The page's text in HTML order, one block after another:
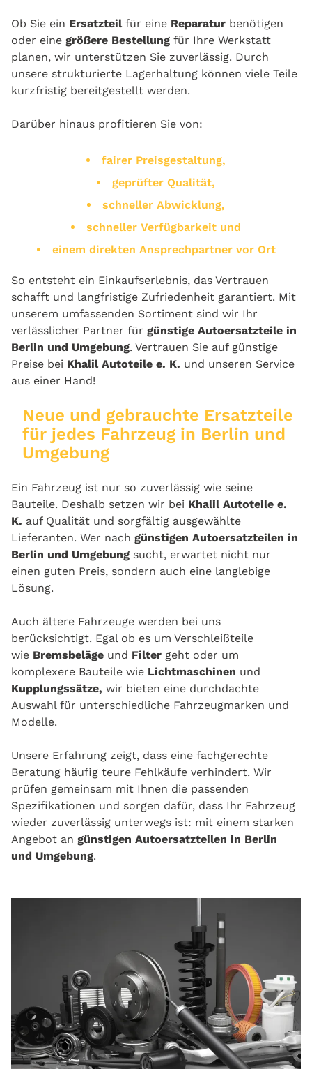
Ob Sie ein Ersatzteil für eine Reparatur benötigen
oder eine größere Bestellung für Ihre Werkstatt
planen, wir unterstützen Sie zuverlässig. Durch
unsere strukturierte Lagerhaltung können viele Teile
kurzfristig bereitgestellt werden.
Darüber hinaus profitieren Sie von:
fairer Preisgestaltung,
geprüfter Qualität,
schneller Abwicklung,
schneller Verfügbarkeit und
einem direkten Ansprechpartner vor Ort
So entsteht ein Einkaufserlebnis, das Vertrauen
schafft und langfristige Zufriedenheit garantiert. Mit
unserem umfassenden Sortiment sind wir Ihr
verlässlicher Partner für günstige Autoersatzteile in
Berlin und Umgebung. Vertrauen Sie auf günstige
Preise bei Khalil Autoteile e. K. und unseren Service
aus einer Hand!
Neue und gebrauchte Ersatzteile
für jedes Fahrzeug in Berlin und
Umgebung
Ein Fahrzeug ist nur so zuverlässig wie seine
Bauteile. Deshalb setzen wir bei Khalil Autoteile e.
K. auf Qualität und sorgfältig ausgewählte
Lieferanten. Wer nach günstigen Autoersatzteilen in
Berlin und Umgebung sucht, erwartet nicht nur
einen guten Preis, sondern auch eine langlebige
Lösung.
Auch ältere Fahrzeuge werden bei uns
berücksichtigt. Egal ob es um Verschleißteile
wie Bremsbeläge und Filter geht oder um
komplexere Bauteile wie Lichtmaschinen und
Kupplungssätze, wir bieten eine durchdachte
Auswahl für unterschiedliche Fahrzeugmarken und
Modelle.
Unsere Erfahrung zeigt, dass eine fachgerechte
Beratung häufig teure Fehlkäufe verhindert. Wir
prüfen gemeinsam mit Ihnen die passenden
Spezifikationen und sorgen dafür, dass Ihr Fahrzeug
wieder zuverlässig unterwegs ist: mit einem starken
Angebot an günstigen Autoersatzteilen in Berlin
und Umgebung.